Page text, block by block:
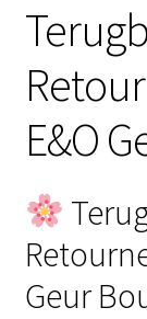
Winkelwagen
Afspraak maken
E&O
Geur